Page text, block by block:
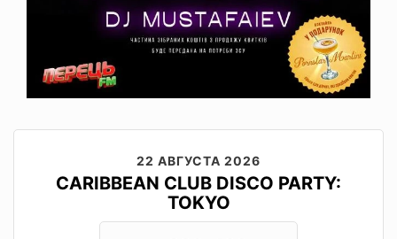
22 АВГУСТА 2026
CARIBBEAN CLUB DISCO PARTY:
TOKYO